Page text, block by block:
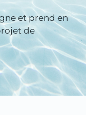
et prend en
de